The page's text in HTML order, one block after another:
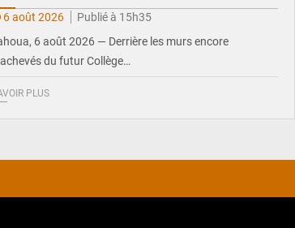
6 août 2026
Publié à 15h35
6 août 2026 — Derrière les murs encore
du futur Collège…
PLUS